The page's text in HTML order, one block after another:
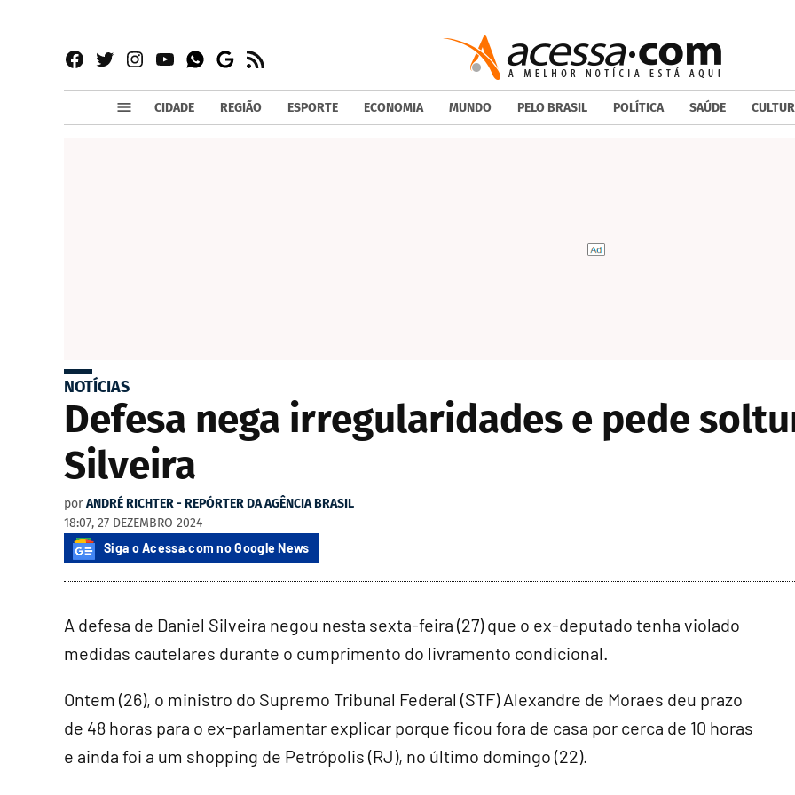
Facebook
TwitterInstagram
YouTubeWhatsapp
Google
News
RSS
CIDADE REGIÃO ESPORTE ECONOMIA MUNDO PELO BRASIL POLÍTICA SAÚDE
NOTÍCIAS
Defesa nega irregularidades e pede
Silveira
por ANDRÉ RICHTER - REPÓRTER DA AGÊNCIA BRASIL
18:07, 27 DEZEMBRO 2024
Siga o Acessa.com no Google News
A defesa de Daniel Silveira negou nesta sexta-feira (27) que o ex-deputado tenha violado
medidas cautelares durante o cumprimento do livramento condicional.
Ontem (26), o ministro do Supremo Tribunal Federal (STF) Alexandre de Moraes deu prazo
de 48 horas para o ex-parlamentar explicar porque ficou fora de casa por cerca de 10 horas
e ainda foi a um shopping de Petrópolis (RJ), no último domingo (22).